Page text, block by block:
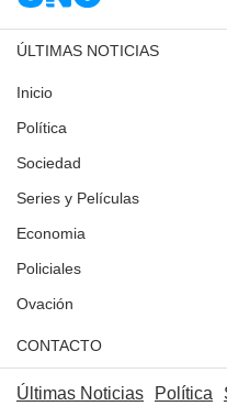
ÚLTIMAS NOTICIAS
Inicio
Política
Sociedad
Series y Películas
Economia
Policiales
Ovación
CONTACTO
Últimas Noticias Política